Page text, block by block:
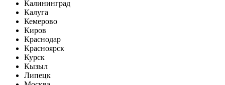
Калининград
Калуга
Кемерово
Киров
Краснодар
Красноярск
Курск
Кызыл
Липецк